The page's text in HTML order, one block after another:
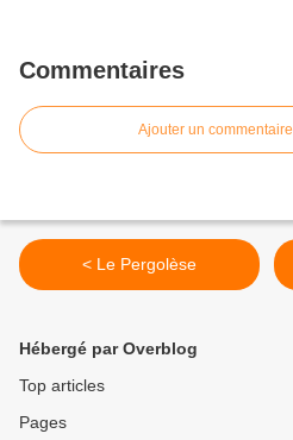
Commentaires
Ajouter un commentaire
< Le Pergolèse
Hébergé par Overblog
Top articles
Pages